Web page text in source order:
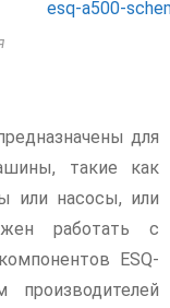
для
такие как
или насосы, или
работать с
ESQ-
производителей